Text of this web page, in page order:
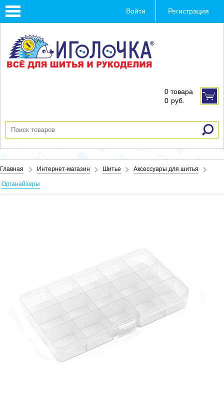
Toggle
navigation
Войти Регистрация
0 товара
0 руб.
Главная Интернет-магазин Шитье Аксессуары для шитья
Органайзеры